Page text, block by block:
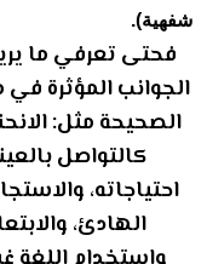
شفهية).
فحتى تعرفي ما
الجوانب المؤثرة
الصحيحة مثل:
كالتواصل
احتياجاته،
الهادئ،